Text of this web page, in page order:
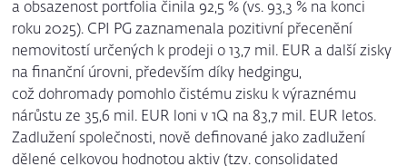
a obsazenost portfolia činila 92,5 % (vs. 93,3 % na konci
roku 2025). CPI PG zaznamenala pozitivní přecenění
nemovitostí určených k prodeji o 13,7 mil. EUR a další zisky
na finanční úrovni, především díky hedgingu,
což dohromady pomohlo čistému zisku k výraznému
nárůstu ze 35,6 mil. EUR loni v 1Q na 83,7 mil. EUR letos.
Zadlužení společnosti, nově definované jako zadlužení
dělené celkovou hodnotou aktiv (tzv. consolidated